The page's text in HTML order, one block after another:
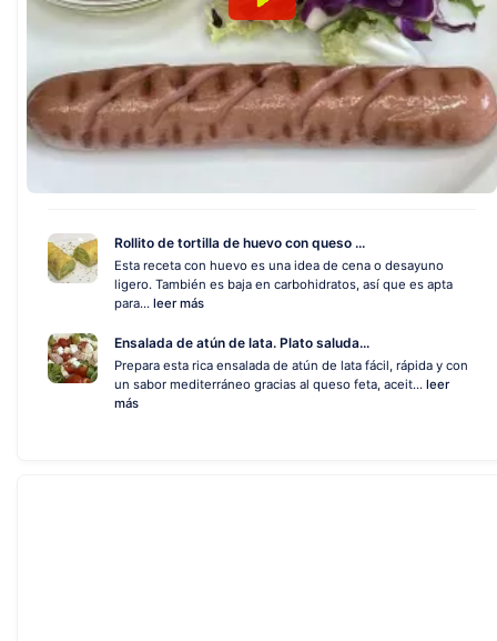
Rollito de tortilla de huevo con queso ...
Esta receta con huevo es una idea de cena o desayuno
ligero. También es baja en carbohidratos, así que es apta
para... leer más
Ensalada de atún de lata. Plato saluda...
Prepara esta rica ensalada de atún de lata fácil, rápida y con
un sabor mediterráneo gracias al queso feta, aceit... leer
más